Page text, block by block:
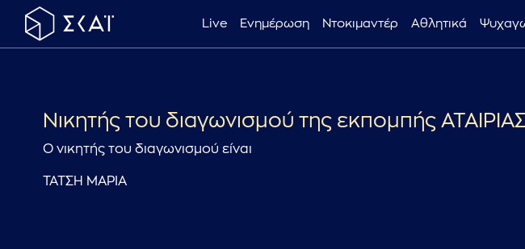
Live Ενημέρωση Ντοκιμαντέρ Αθλητικά
Νικητής του διαγωνισμού της εκπομπής
Ο νικητής του διαγωνισμού είναι
TATΣH MAPIA